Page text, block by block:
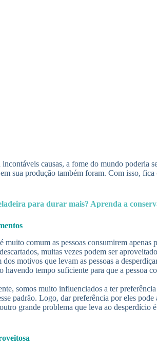
causas, a fome do mundo
sua produção também foram. Com isso,
para durar mais? Aprenda a
é muito comum as pessoas consumirem apenas
muitas vezes podem ser
dos motivos que levam as pessoas a
havendo tempo suficiente para que a
somos muito influenciados a ter
padrão. Logo, dar preferência por eles
outro grande problema que leva ao desperdício